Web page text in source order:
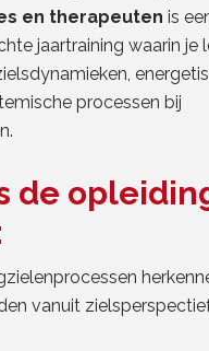
en therapeuten is
jaartraining waarin je
processen bij
de
vanuit